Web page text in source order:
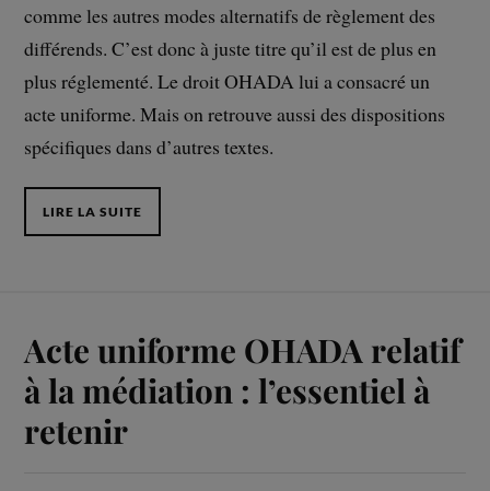
comme les autres modes alternatifs de règlement des
différends. C’est donc à juste titre qu’il est de plus en
plus réglementé. Le droit OHADA lui a consacré un
acte uniforme. Mais on retrouve aussi des dispositions
spécifiques dans d’autres textes.
LIRE LA SUITE
Acte uniforme OHADA relatif
à la médiation : l’essentiel à
retenir